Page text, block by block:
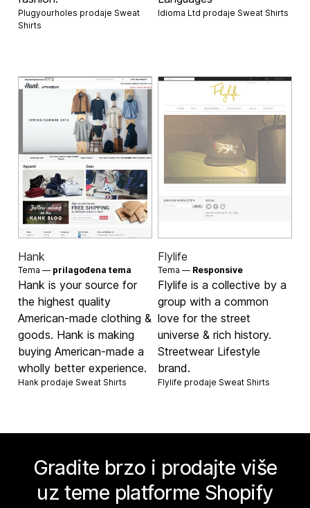
Plugyourholes prodaje Sweat
Shirts
Idioma Ltd prodaje Sweat Shirts
Hank
Tema — prilagođena tema
Hank is your source for
the highest quality
American-made clothing &
goods. Hank is making
buying American-made a
wholly better experience.
Hank prodaje Sweat Shirts
Flylife
Tema — Responsive
Flylife is a collective by a
group with a common
love for the street
universe & rich history.
Streetwear Lifestyle
brand.
Flylife prodaje Sweat Shirts
Gradite brzo i prodajte više
uz teme platforme Shopify